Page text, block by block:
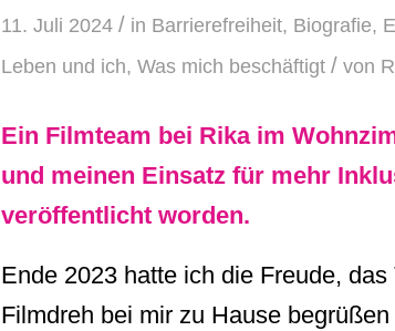
11. Juli 2024 / in Barrierefreiheit, Biografie,
Leben und ich, Was mich beschäftigt / von
Ein Filmteam bei Rika im
und meinen Einsatz für mehr
veröffentlicht worden.
Ende 2023 hatte ich die Freude,
Filmdreh bei mir zu Hause